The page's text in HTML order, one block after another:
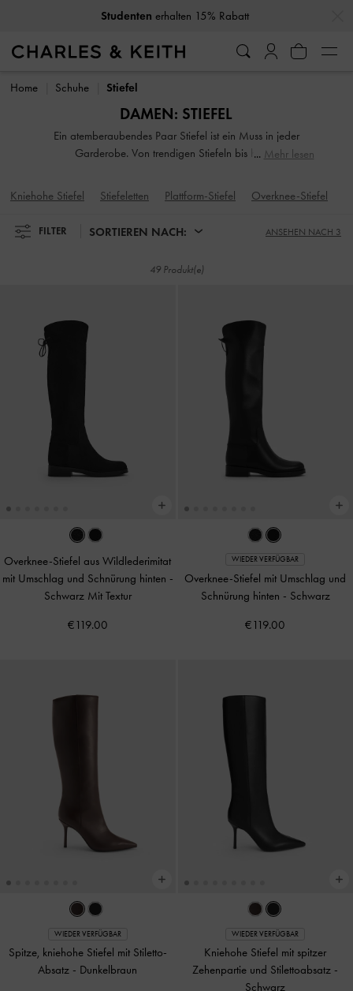
10% Rabattwenn Sie unseren Newsletter abonnieren*
10% Rabatt wenn Sie unseren Newsletter abonnieren*
Home Schuhe Stiefel
DAMEN: STIEFEL
Ein atemberaubendes Paar Stiefel ist ein Muss in jeder
Garderobe. Von trendigen Stiefeln bis hin zu
dennoch stilvoll an wärmeren. Peppe dein Schuhspiel mit
unseren modischen und funktionalen Damen-Stiefeln auf.
haben für jeden Stiefel-Fan das Richtige.
Mehr lesen
Kniehohe Stiefel Stiefeletten Plattform-Stiefel Overknee-Stiefel
FILTER SORTIEREN NACH: ANSEHEN NACH 3
49 Produkt(e)
Overknee-Stiefel aus Wildlederimitat
mit Umschlag und Schnürung hinten -
Schwarz Mit Textur
€119.00
WIEDER VERFÜGBAR
Overknee-Stiefel mit Umschlag und
Schnürung hinten - Schwarz
€119.00
WIEDER VERFÜGBAR
Spitze, kniehohe Stiefel mit Stiletto-
Absatz - Dunkelbraun
WIEDER VERFÜGBAR
Kniehohe Stiefel mit spitzer
Zehenpartie und Stilettoabsatz -
Schwarz